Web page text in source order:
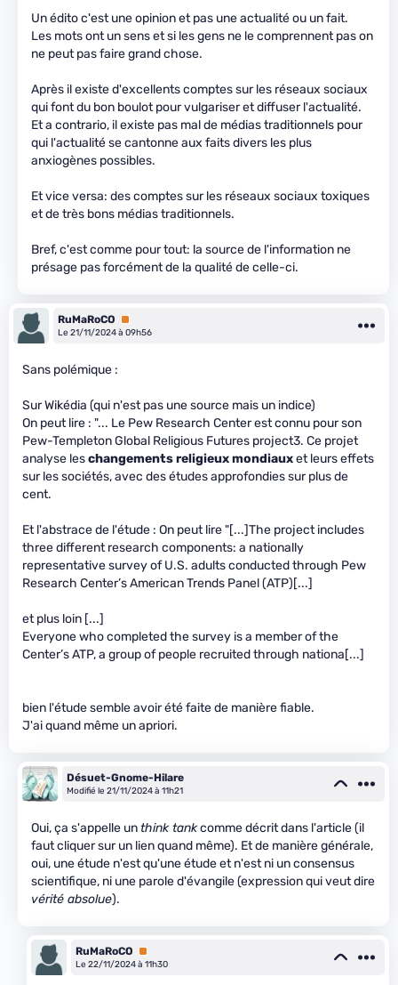
Un édito c'est une opinion et pas une actualité ou un fait.
Les mots ont un sens et si les gens ne le comprennent pas on
ne peut pas faire grand chose.
Après il existe d'excellents comptes sur les réseaux sociaux
qui font du bon boulot pour vulgariser et diffuser l'actualité.
Et a contrario, il existe pas mal de médias traditionnels pour
qui l'actualité se cantonne aux faits divers les plus
anxiogènes possibles.
Et vice versa: des comptes sur les réseaux sociaux toxiques
et de très bons médias traditionnels.
Bref, c'est comme pour tout: la source de l'information ne
présage pas forcément de la qualité de celle-ci.
RuMaRoCO
Premium
Le 21/11/2024 à 09h56
Sans polémique :
Sur Wikédia (qui n'est pas une source mais un indice)
On peut lire : "... Le Pew Research Center est connu pour son
Pew-Templeton Global Religious Futures project3. Ce projet
analyse leschangements religieux mondiauxet leurs effets
sur les sociétés, avec des études approfondies sur plus de
cent.
Et l'abstrace de l'étude : On peut lire "[...]The project includes
three different research components: a nationally
representative survey of U.S. adults conducted through Pew
Research Center’s American Trends Panel (ATP)[...]
et plus loin [...]
Everyone who completed the survey is a member of the
Center’s ATP, a group of people recruited through nationa[...]
bien l'étude semble avoir été faite de manière fiable.
J'ai quand même un apriori.
Désuet-Gnome-Hilare
Modifié le 21/11/2024 à 11h21
Oui, ça s'appelle unthink tankcomme décrit dans l'article (il
faut cliquer sur un lien quand même). Et de manière générale,
oui, une étude n'est qu'une étude et n'est ni un consensus
scientifique, ni une parole d'évangile (expression qui veut dire
vérité absolue).
RuMaRoCO
Premium
Le 22/11/2024 à 11h30